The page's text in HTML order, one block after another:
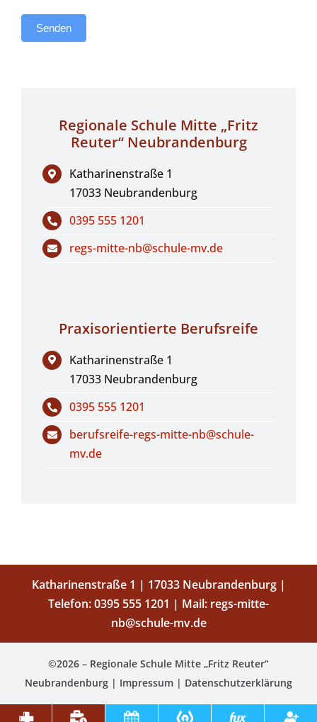
Senden
Regionale Schule Mitte „Fritz
Reuter“ Neubrandenburg
Katharinenstraße 1
17033 Neubrandenburg
0395 555 1201
regs-mitte-nb@schule-mv.de
Praxisorientierte Berufsreife
Katharinenstraße 1
17033 Neubrandenburg
0395 555 1201
berufsreife-regs-mitte-nb@schule-
mv.de
Katharinenstraße 1 | 17033 Neubrandenburg |
Telefon:0395 555 1201 | Mail: regs-mitte-
nb@schule-mv.de
©2026 – Regionale Schule Mitte „Fritz Reuter“
Neubrandenburg | Impressum | Datenschutzerklärung